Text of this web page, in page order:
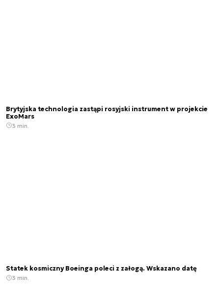
Brytyjska technologia zastąpi rosyjski instrument w projekcie
ExoMars
3 min.
Statek kosmiczny Boeinga poleci z załogą. Wskazano datę
3 min.